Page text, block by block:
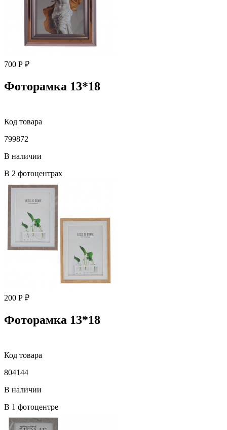
700 Р ₽
Фоторамка 13*18
Код товара
799872
В наличии
В 2 фотоцентрах
200 Р ₽
Фоторамка 13*18
Код товара
804144
В наличии
В 1 фотоцентре